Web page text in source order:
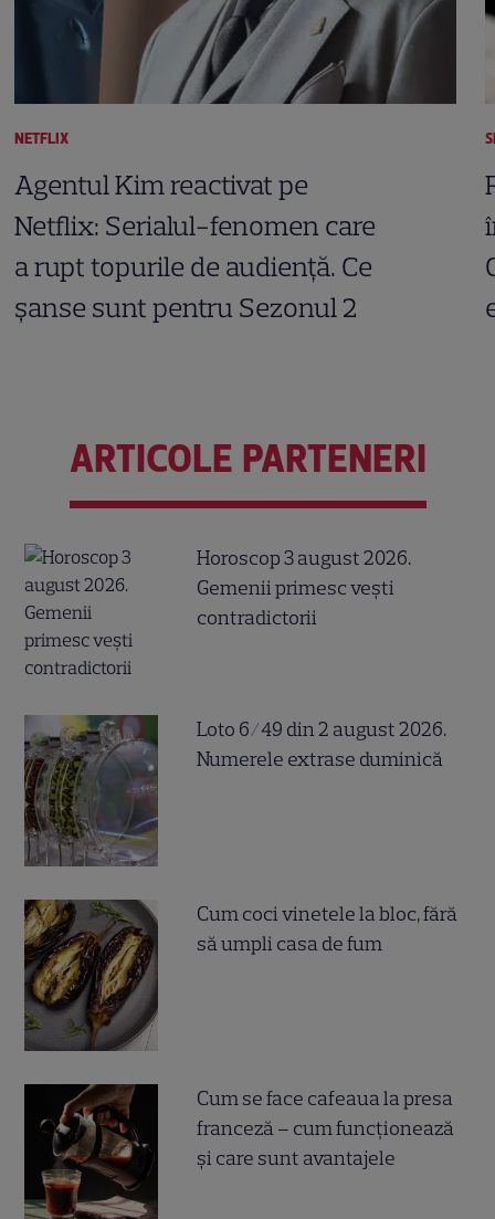
NETFLIX
Agentul Kim reactivat pe
Netflix: Serialul-fenomen care
a rupt topurile de audiență. Ce
șanse sunt pentru Sezonul 2
ARTICOLE PARTENERI
Horoscop 3 august 2026.
Gemenii primesc vești
contradictorii
Loto 6/49 din 2 august 2026.
Numerele extrase duminică
Cum coci vinetele la bloc, fără
să umpli casa de fum
Cum se face cafeaua la presa
franceză – cum funcționează
și care sunt avantajele